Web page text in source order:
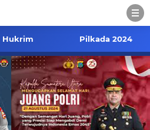
Hukrim Pilkada 2024